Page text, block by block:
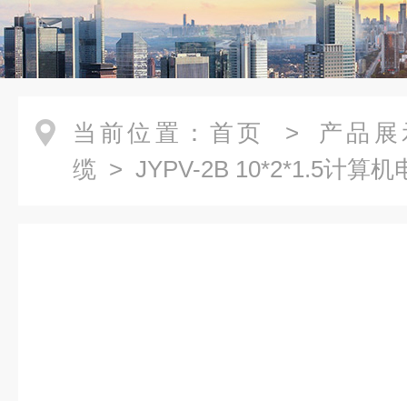
当前位置： 首页 > 产品展
缆 > JYPV-2B 10*2*1.5计算机